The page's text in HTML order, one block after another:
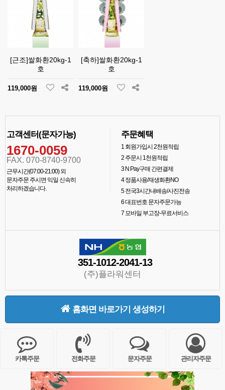
[근조]쌀화환20kg-1
호
119,000원
[축하]쌀화환20kg-1
호
119,000원
고객센터(문자가능)
1670-0059
FAX. 070-8740-9700
근무시간(07:00-21:00) 외
문자주문 주시면 익일 신속히
처리하겠습니다.
주문혜택
1 회원가입시 2천원적립
2주문시 1천원적립
3N Pay구매 간편결제
4정품사용/재생화환NO
5전국3시간내배송/사진전송
6대표번호 문자주문가능
7모바일 부고장-무료서비스
351-1012-2041-13
(주)플라워센터
홈화면 바로가기 생성하기
카톡주문 전화주문 문자주문 관리자주문